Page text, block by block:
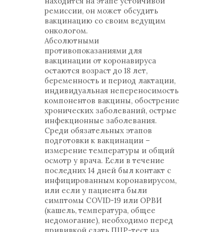
ремиссии, он может обсудить
вакцинацию со своим ведущим
онкологом.
Абсолютными
противопоказаниями для
вакцинации от коронавируса
остаются возраст до 18 лет,
беременность и период лактации,
индивидуальная непереносимость
компонентов вакцины, обострение
хронических заболеваний, острые
инфекционные заболевания.
Среди обязательных этапов
подготовки к вакцинации –
измерение температуры и общий
осмотр у врача. Если в течение
последних 14 дней был контакт с
инфицированным коронавирусом,
или если у пациента были
симптомы COVID-19 или ОРВИ
(кашель, температура, общее
недомогание), необходимо перед